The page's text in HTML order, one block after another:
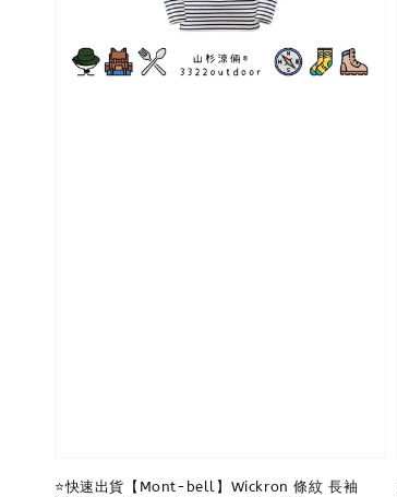
⭐️快速出貨【Mont-bell】Wickron 條紋 長袖